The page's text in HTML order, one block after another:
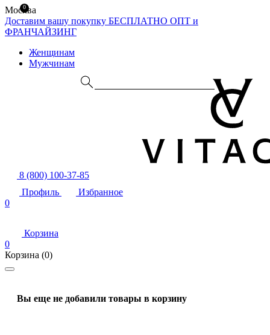
Москва
Доставим вашу покупку БЕСПЛАТНО ОПТ и
ФРАНЧАЙЗИНГ
Женщинам
Мужчинам
8 (800) 100-37-85
Профиль
Избранное
0
Корзина
0
Корзина (0)
Вы еще не добавили товары в корзину
0